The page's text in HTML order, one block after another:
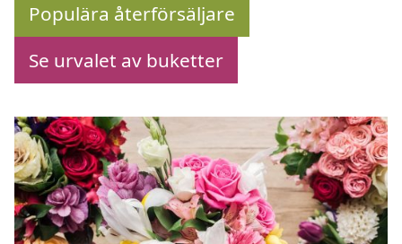
Populära återförsäljare
Se urvalet av buketter